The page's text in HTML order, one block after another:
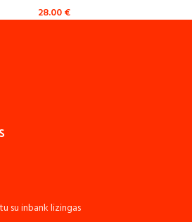
28.00€
su inbank lizingas